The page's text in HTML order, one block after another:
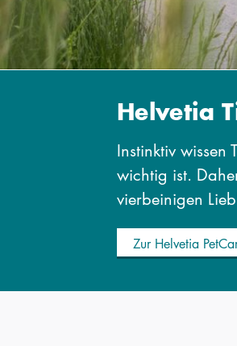
Helvetia
Instinktiv wissen
wichtig ist.
vierbeinigen
Zur Helvetia